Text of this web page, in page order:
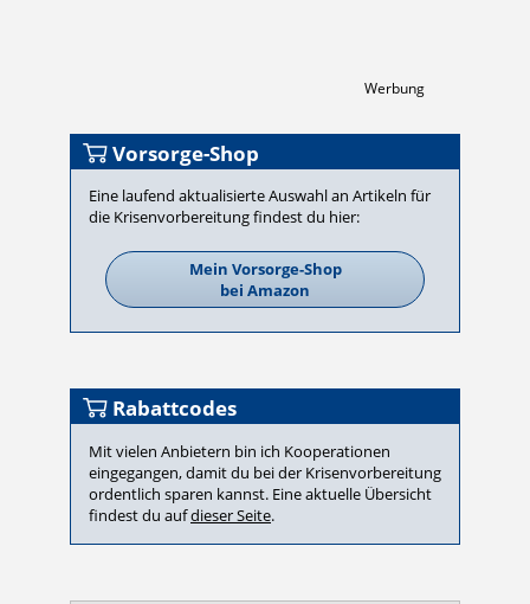
Werbung
Vorsorge-Shop
Eine laufend aktualisierte Auswahl an Artikeln für
die Krisen­vor­be­rei­tung findest du hier:
Mein Vorsorge-Shop
bei Amazon
Rabattcodes
Mit vielen Anbietern bin ich Kooperationen
eingegangen, damit du bei der Krisenvorbereitung
ordentlich sparen kannst. Eine aktuelle Übersicht
findest du aufdieser Seite.